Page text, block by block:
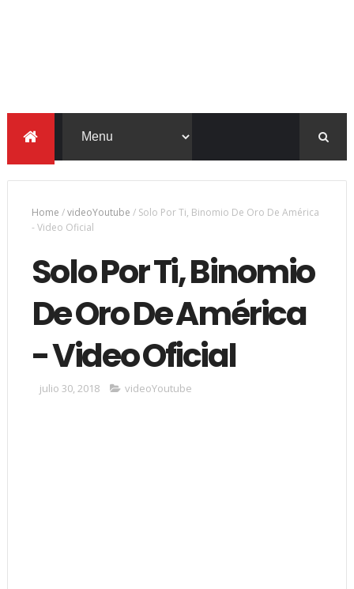
Home /videoYoutube / Solo Por Ti, Binomio De Oro De América
- Video Oficial
Solo Por Ti, Binomio
De Oro De América
- Video Oficial
julio 30, 2018 videoYoutube